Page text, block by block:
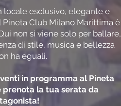
locale esclusivo, elegante e
Pineta Club Milano Marittima è
non si viene solo per ballare,
di stile, musica e bellezza
ha eguali.
in programma al Pineta
prenota la tua serata da